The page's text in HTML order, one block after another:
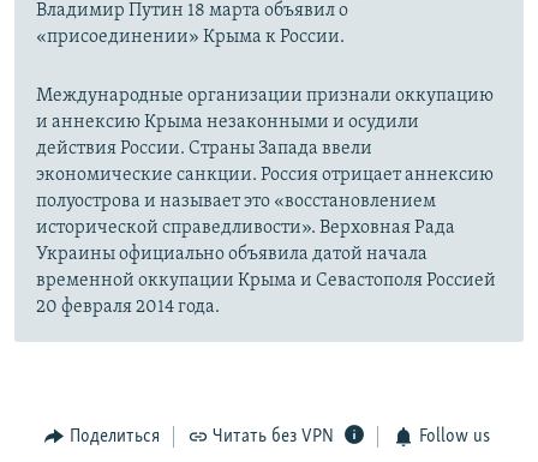
Владимир Путин 18 марта объявил о
«присоединении» Крыма к России.
Международные организации признали оккупацию
и аннексию Крыма незаконными и осудили
действия России. Страны Запада ввели
экономические санкции. Россия отрицает аннексию
полуострова и называет это «восстановлением
исторической справедливости». Верховная Рада
Украины официально объявила датой начала
временной оккупации Крыма и Севастополя Россией
20 февраля 2014 года.
Поделиться Читать без VPN Follow us